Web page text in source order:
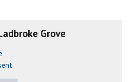
Grove